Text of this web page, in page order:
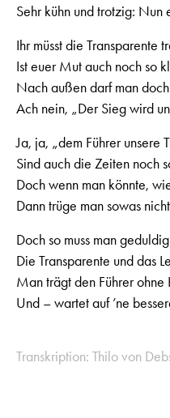
Sehr kühn und trotzig: Nun
Ihr müsst die Transparente
Ist euer Mut auch noch so
Nach außen darf man
Ach nein, „Der Sieg wird
Ja, ja, „dem Führer unsere
Sind auch die Zeiten noch
Doch wenn man könnte,
Dann trüge man sowas
Doch so muss man
Die Transparente und das
Man trägt den Führer ohne
Und – wartet auf ’ne
Transkription: Thilo von